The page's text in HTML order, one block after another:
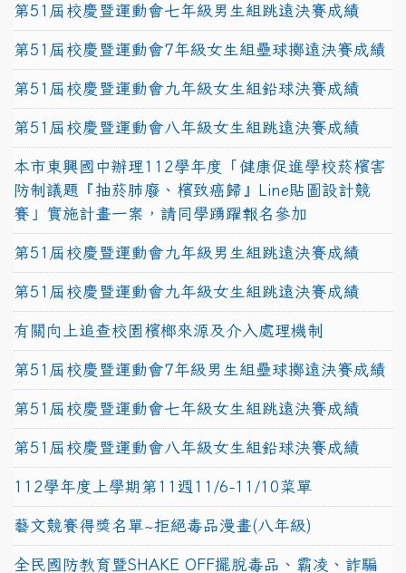
第51屆校慶暨運動會七年級男生組跳遠決賽成績
第51屆校慶暨運動會7年級女生組壘球擲遠決賽成績
第51屆校慶暨運動會九年級女生組鉛球決賽成績
第51屆校慶暨運動會八年級女生組跳遠決賽成績
本市東興國中辦理112學年度「健康促進學校菸檳害
防制議題『抽菸肺廢、檳致癌歸』Line貼圖設計競
賽」實施計畫一案，請同學踴躍報名參加
第51屆校慶暨運動會九年級男生組跳遠決賽成績
第51屆校慶暨運動會九年級女生組跳遠決賽成績
有關向上追查校園檳榔來源及介入處理機制
第51屆校慶暨運動會7年級男生組壘球擲遠決賽成績
第51屆校慶暨運動會七年級女生組跳遠決賽成績
第51屆校慶暨運動會八年級女生組鉛球決賽成績
112學年度上學期第11週11/6-11/10菜單
藝文競賽得獎名單~拒絕毒品漫畫(八年級)
全民國防教育暨SHAKE OFF擺脫毒品、霸凌、詐騙